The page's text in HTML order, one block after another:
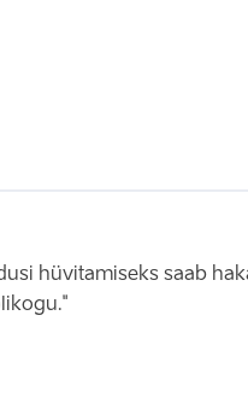
hüvitamiseks saab